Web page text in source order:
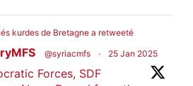
kurdes de Bretagne a retweeté
@syriacmfs · 25 Jan 2025
Forces, SDF